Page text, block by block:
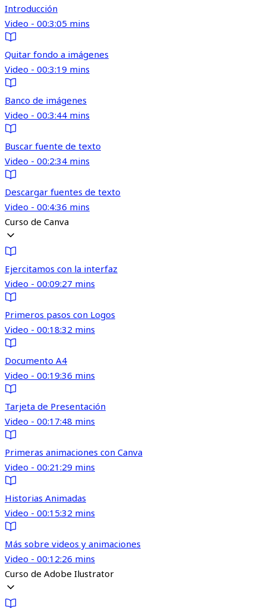
Introducción
Video - 00:3:05 mins
Quitar fondo a imágenes
Video - 00:3:19 mins
Banco de imágenes
Video - 00:3:44 mins
Buscar fuente de texto
Video - 00:2:34 mins
Descargar fuentes de texto
Video - 00:4:36 mins
Curso de Canva
Ejercitamos con la interfaz
Video - 00:09:27 mins
Primeros pasos con Logos
Video - 00:18:32 mins
Documento A4
Video - 00:19:36 mins
Tarjeta de Presentación
Video - 00:17:48 mins
Primeras animaciones con Canva
Video - 00:21:29 mins
Historias Animadas
Video - 00:15:32 mins
Más sobre videos y animaciones
Video - 00:12:26 mins
Curso de Adobe Ilustrator